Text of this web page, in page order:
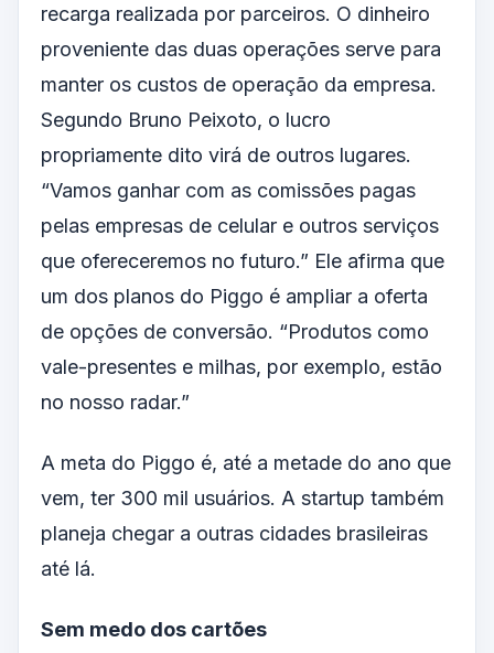
recarga realizada por parceiros. O dinheiro
proveniente das duas operações serve para
manter os custos de operação da empresa.
Segundo Bruno Peixoto, o lucro
propriamente dito virá de outros lugares.
“Vamos ganhar com as comissões pagas
pelas empresas de celular e outros serviços
que ofereceremos no futuro.” Ele afirma que
um dos planos do Piggo é ampliar a oferta
de opções de conversão. “Produtos como
vale-presentes e milhas, por exemplo, estão
no nosso radar.”
A meta do Piggo é, até a metade do ano que
vem, ter 300 mil usuários. A startup também
planeja chegar a outras cidades brasileiras
até lá.
Sem medo dos cartões